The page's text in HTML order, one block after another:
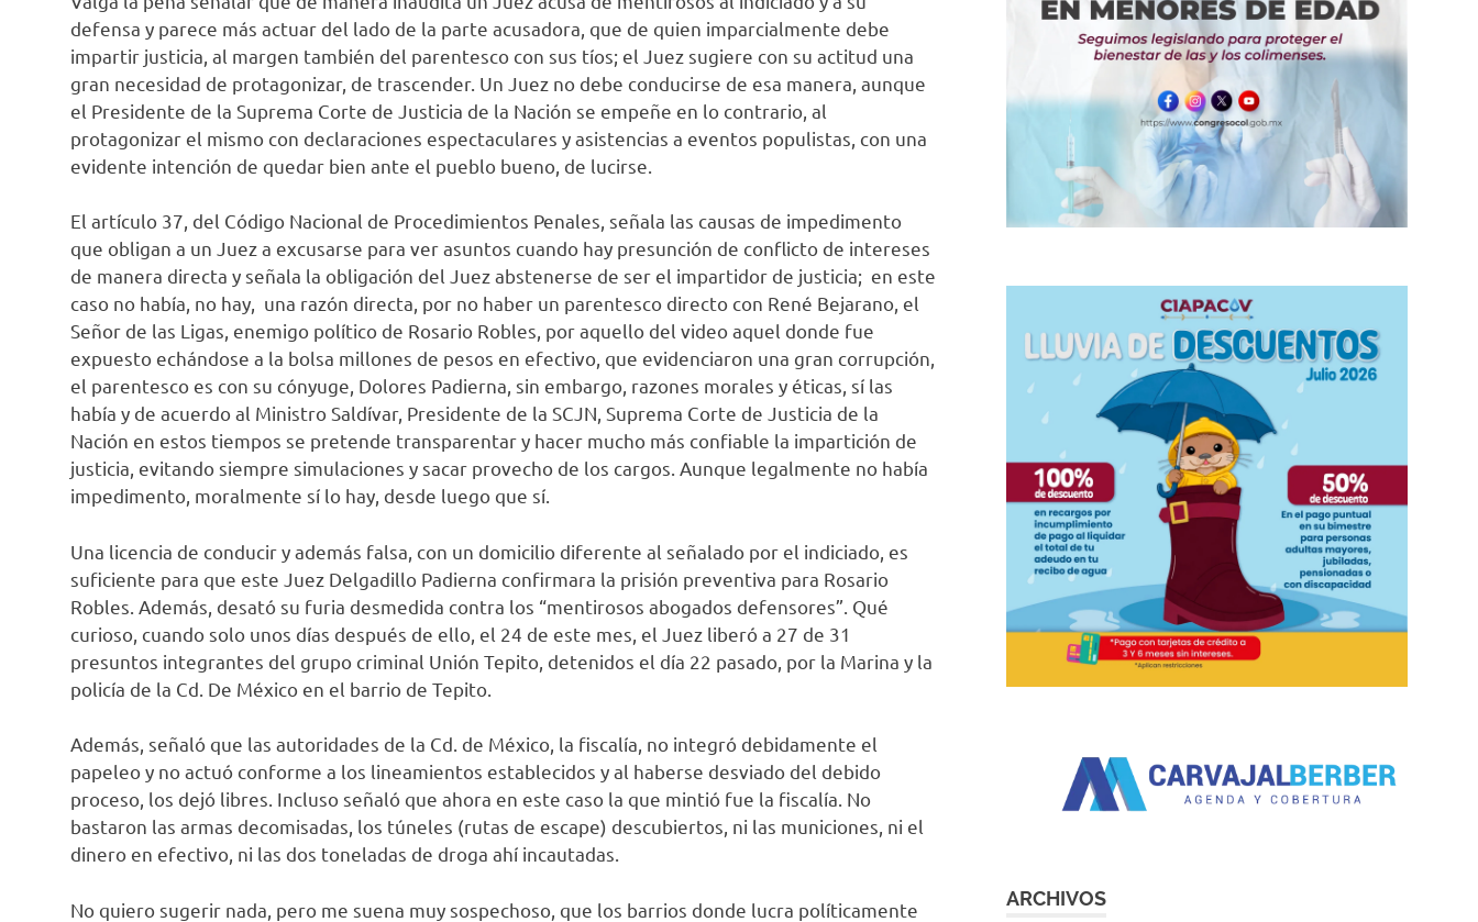
defensa y parece más actuar del lado de la parte acusadora, que de quien imparcialmente debe
impartir justicia, al margen también del parentesco con sus tíos; el Juez sugiere con su actitud una
gran necesidad de protagonizar, de trascender. Un Juez no debe conducirse de esa manera, aunque
el Presidente de la Suprema Corte de Justicia de la Nación se empeñe en lo contrario, al
protagonizar el mismo con declaraciones espectaculares y asistencias a eventos populistas, con una
evidente intención de quedar bien ante el pueblo bueno, de lucirse.
El artículo 37, del Código Nacional de Procedimientos Penales, señala las causas de impedimento
que obligan a un Juez a excusarse para ver asuntos cuando hay presunción de conflicto de intereses
de manera directa y señala la obligación del Juez abstenerse de ser el impartidor de justicia; en este
caso no había, no hay, una razón directa, por no haber un parentesco directo con René Bejarano, el
Señor de las Ligas, enemigo político de Rosario Robles, por aquello del video aquel donde fue
expuesto echándose a la bolsa millones de pesos en efectivo, que evidenciaron una gran corrupción,
el parentesco es con su cónyuge, Dolores Padierna, sin embargo, razones morales y éticas, sí las
había y de acuerdo al Ministro Saldívar, Presidente de la SCJN, Suprema Corte de Justicia de la
Nación en estos tiempos se pretende transparentar y hacer mucho más confiable la impartición de
justicia, evitando siempre simulaciones y sacar provecho de los cargos. Aunque legalmente no había
impedimento, moralmente sí lo hay, desde luego que sí.
Una licencia de conducir y además falsa, con un domicilio diferente al señalado por el indiciado, es
suficiente para que este Juez Delgadillo Padierna confirmara la prisión preventiva para Rosario
Robles. Además, desató su furia desmedida contra los “mentirosos abogados defensores”. Qué
curioso, cuando solo unos días después de ello, el 24 de este mes, el Juez liberó a 27 de 31
presuntos integrantes del grupo criminal Unión Tepito, detenidos el día 22 pasado, por la Marina y la
policía de la Cd. De México en el barrio de Tepito.
Además, señaló que las autoridades de la Cd. de México, la fiscalía, no integró debidamente el
papeleo y no actuó conforme a los lineamientos establecidos y al haberse desviado del debido
proceso, los dejó libres. Incluso señaló que ahora en este caso la que mintió fue la fiscalía. No
bastaron las armas decomisadas, los túneles (rutas de escape) descubiertos, ni las municiones, ni el
dinero en efectivo, ni las dos toneladas de droga ahí incautadas.
No quiero sugerir nada, pero me suena muy sospechoso, que los barrios donde lucra políticamente
ARCHIVOS